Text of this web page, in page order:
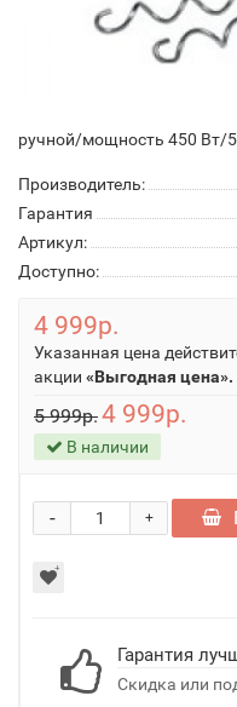
ручной/мощность 450 Вт/5
Производитель:
Гарантия
Артикул:
Доступно:
4 999р.
Указанная цена
акции «Выгодная цена».
5 999р.4 999р.
В наличии
+
-
Гарантия
Скидка или